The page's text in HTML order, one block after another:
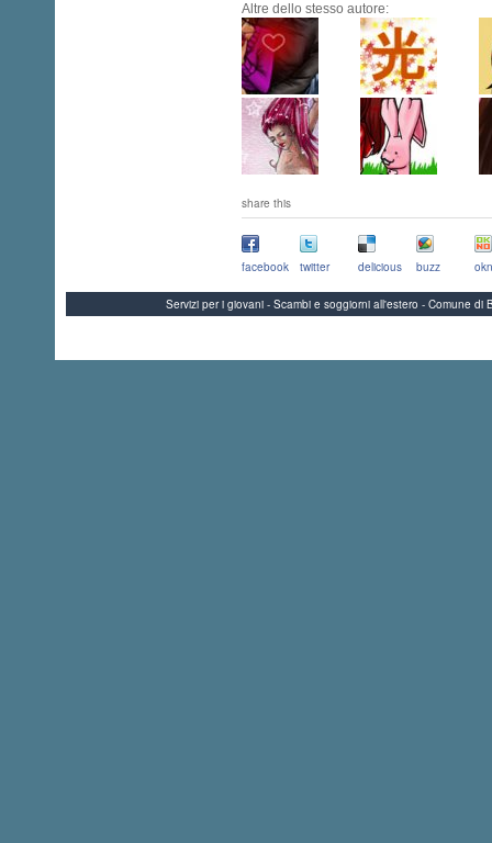
Altre dello stesso autore:
share this
facebook twitter delicious buzz
Servizi per i giovani - Scambi e soggiorni all'estero - Comune